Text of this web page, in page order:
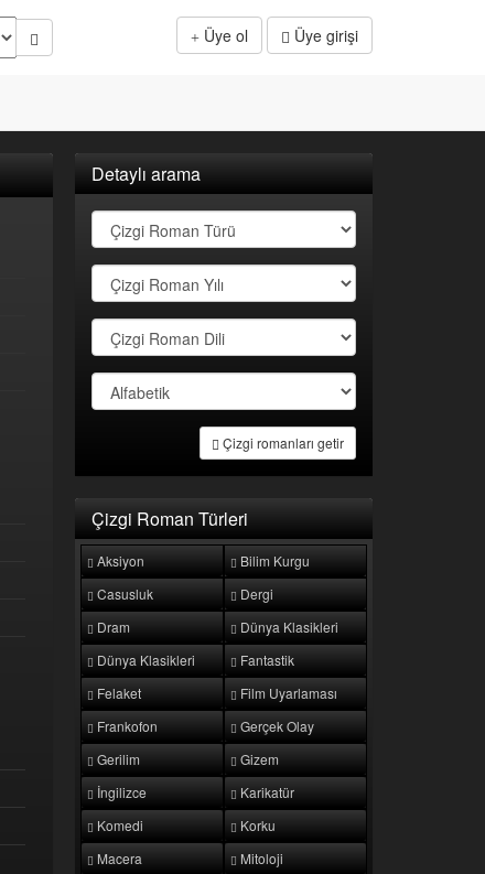
Üye ol Üye girişi
Detaylı arama
Çizgi romanları getir
Çizgi Roman Türleri
Aksiyon
Bilim Kurgu
Casusluk
Dergi
Dram
Dünya Klasikleri
Dünya Klasikleri
Fantastik
Felaket
Film Uyarlaması
Frankofon
Gerçek Olay
Gerilim
Gizem
İngilizce
Karikatür
Komedi
Korku
Macera
Mitoloji